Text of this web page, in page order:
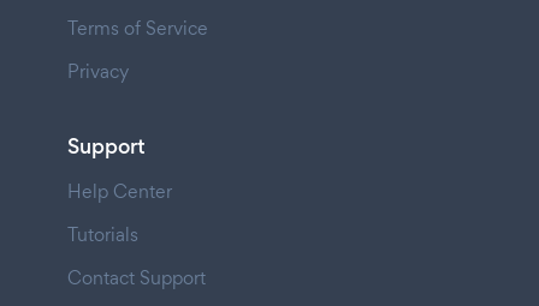
Terms of Service
Privacy
Support
Help Center
Tutorials
Contact Support